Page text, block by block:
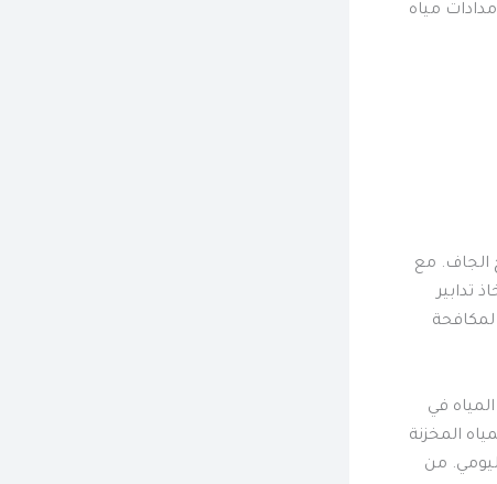
مياه
الجاف. مع
تدابير
لمكافحة
في
المخزنة
من